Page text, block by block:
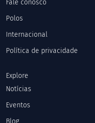
Fale conosco
Polos
Internacional
Política de privacidade
Explore
Notícias
Eventos
Blog